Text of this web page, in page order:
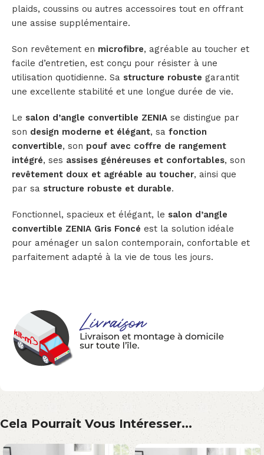
plaids, coussins ou autres accessoires tout en offrant
une assise supplémentaire.
Son revêtement en microfibre, agréable au toucher et
facile d’entretien, est conçu pour résister à une
utilisation quotidienne. Sa structure robuste garantit
une excellente stabilité et une longue durée de vie.
Le salon d’angle convertible ZENIA se distingue par
son design moderne et élégant, sa fonction
convertible, son pouf avec coffre de rangement
intégré, ses assises généreuses et confortables, son
revêtement doux et agréable au toucher, ainsi que
par sa structure robuste et durable.
Fonctionnel, spacieux et élégant, le salon d’angle
convertible ZENIA Gris Foncé est la solution idéale
pour aménager un salon contemporain, confortable et
parfaitement adapté à la vie de tous les jours.
Cela Pourrait Vous Intéresser...